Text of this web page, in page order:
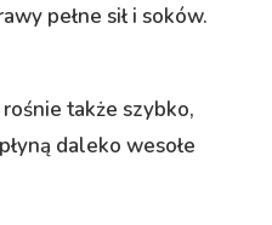
pełne sił i soków.
także szybko,
daleko wesołe